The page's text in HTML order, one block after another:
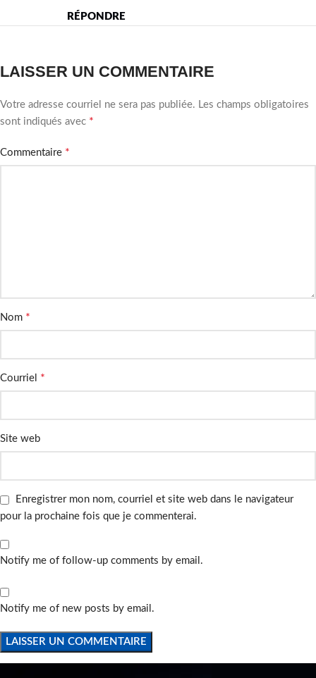
RÉPONDRE
LAISSER UN COMMENTAIRE
Votre adresse courriel ne sera pas publiée. Les champs obligatoires
sont indiqués avec *
Commentaire *
Nom *
Courriel *
Site web
Enregistrer mon nom, courriel et site web dans le navigateur
pour la prochaine fois que je commenterai.
Notify me of follow-up comments by email.
Notify me of new posts by email.